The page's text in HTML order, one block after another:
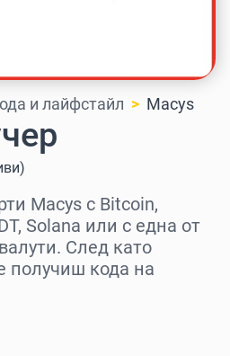
и лайфстайл Macys
)
Macys с Bitcoin,
Solana или с една от
След като
получиш кода на